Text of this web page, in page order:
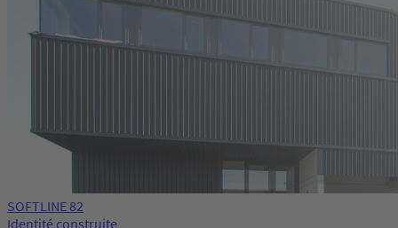
SOFTLINE 82
Identité construite